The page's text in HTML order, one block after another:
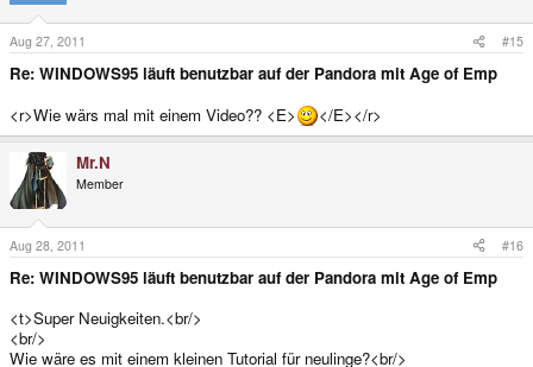
Aug 27, 2011 #15
Re: WINDOWS95 läuft benutzbar auf der Pandora mit Age of Emp
<r>Wie wärs mal mit einem Video?? <E>
</E></r>
Mr.N
Member
Aug 28, 2011 #16
Re: WINDOWS95 läuft benutzbar auf der Pandora mit Age of Emp
<t>Super Neuigkeiten.<br/>
<br/>
Wie wäre es mit einem kleinen Tutorial für neulinge?<br/>